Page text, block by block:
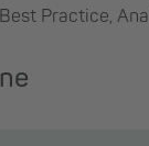
Practice,